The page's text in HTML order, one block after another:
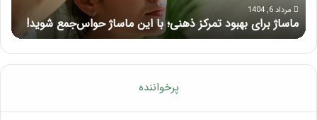
حواس‌جمع
شوید!
مرداد 6, 1404
ماساژ برای بهبود تمرکز ذهنی؛ با این ماساژ حواس‌جمع شوید!
پرخواننده